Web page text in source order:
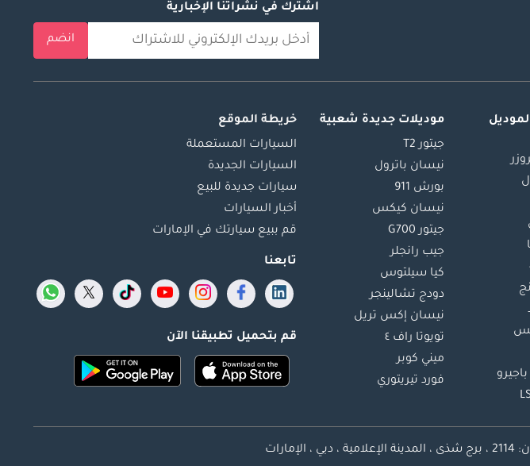
اشترك في نشراتنا الإخبارية
انضم
موديلات جديدة شعبية
جيتور T2
نيسان باترول
بورش 911
نيسان كيكس
جيتور G700
جيب رانجلر
كيا سيلتوس
دودج تشالينجر
نيسان إكس تريل
تويوتا راف ٤
ميني كوبر
فورد تيريتوري
خريطة الموقع
السيارات المستعملة
السيارات الجديدة
سيارات جديدة للبيع
أخبار السيارات
قم ببيع سيارتك في الإمارات
تابعنا
قم بتحميل تطبيقنا الآن
، دبي ، الإمارات